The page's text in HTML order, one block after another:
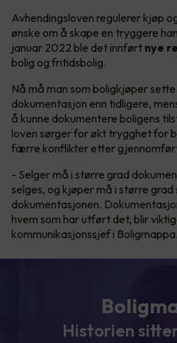
Avhendingsloven regulerer kjøp
ønske om å skape en tryggere
januar 2022 ble det innført nye
bolig og fritidsbolig.
Nå må man som boligkjøper
dokumentasjon enn tidligere,
å kunne dokumentere boligens
loven sørger for økt trygghet for
færre konflikter etter
- Selger må i større grad
selges, og kjøper må i større grad
dokumentasjonen.
hvem som har utført det, blir
kommunikasjonssjef i Boligmappa.
Historien